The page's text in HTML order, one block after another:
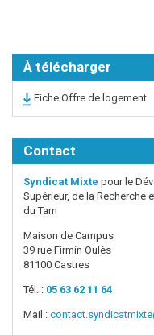
À télécharger
Fiche Offre de logement
Contact
Syndicat Mixte pour le
Supérieur, de la Recherche
du Tarn
Maison de Campus
39 rue Firmin Oulès
81100 Castres
Tél. : 05 63 62 11 64
Mail :